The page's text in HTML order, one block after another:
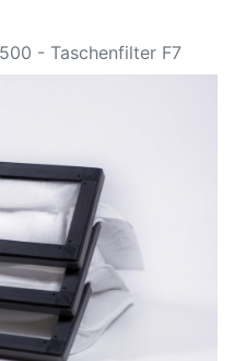
- Taschenfilter F7